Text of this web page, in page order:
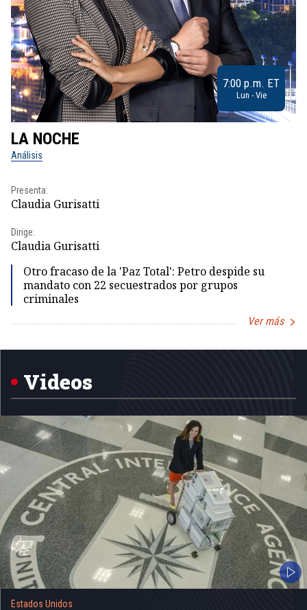
7:00 p.m. ET
Lun - Vie
LA NOCHE
Análisis
Presenta:
Claudia Gurisatti
Dirige:
Claudia Gurisatti
Otro fracaso de la 'Paz Total': Petro despide su
mandato con 22 secuestrados por grupos
criminales
Ver más
Videos
Estados Unidos